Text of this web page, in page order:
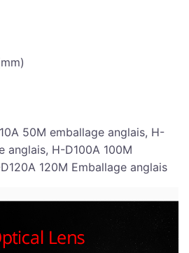
50M emballage anglais, H-
anglais, H-D100A 100M
120M Emballage anglais